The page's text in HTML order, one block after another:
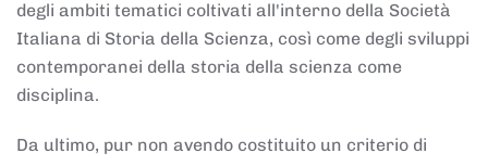
degli ambiti tematici coltivati all'interno della Società
Italiana di Storia della Scienza, così come degli sviluppi
contemporanei della storia della scienza come
disciplina.
Da ultimo, pur non avendo costituito un criterio di